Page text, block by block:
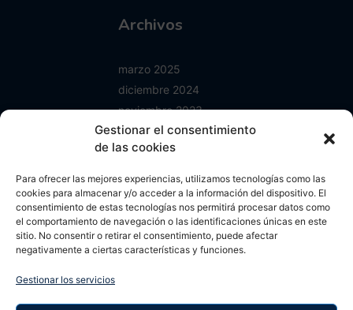
Gestionar el consentimiento
de las cookies
Para ofrecer las mejores experiencias, utilizamos tecnologías como las
cookies para almacenar y/o acceder a la información del dispositivo. El
consentimiento de estas tecnologías nos permitirá procesar datos como
el comportamiento de navegación o las identificaciones únicas en este
sitio. No consentir o retirar el consentimiento, puede afectar
negativamente a ciertas características y funciones.
Gestionar los servicios
Archivos
marzo 2025
diciembre 2024
noviembre 2023
junio 2023
enero 2023
abril 2022
octubre 2021
septiembre 2021
agosto 2021